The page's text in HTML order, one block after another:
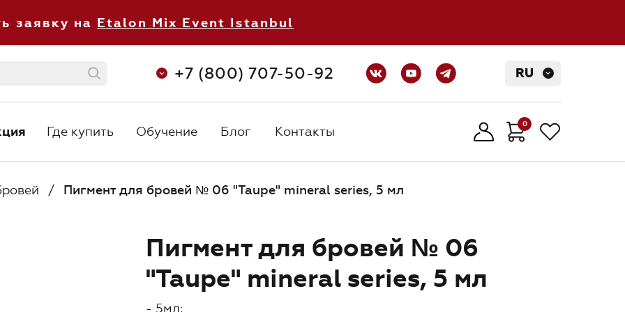
заявку на Etalon Mix Event Istanbul
+7 (800) 707-50-92 RU
Где купить
Где купить Обучение
Обучение Блог
Блог Контакты
Контакты 0
О нас
+7 (800) 707-50-92
orders@etalonmix.com
С 8:30 до 17:30
/ Пигмент для бровей № 06 "Taupe" mineral series, 5 мл
Пигмент для бровей № 06
"Taupe" mineral series, 5 мл
- 5мл;